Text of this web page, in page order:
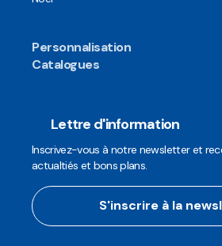
Personnalisation
Catalogues
Lettre d'information
Inscrivez-vous à notre newsletter et
actualtiés et bons plans.
S'inscrire à la